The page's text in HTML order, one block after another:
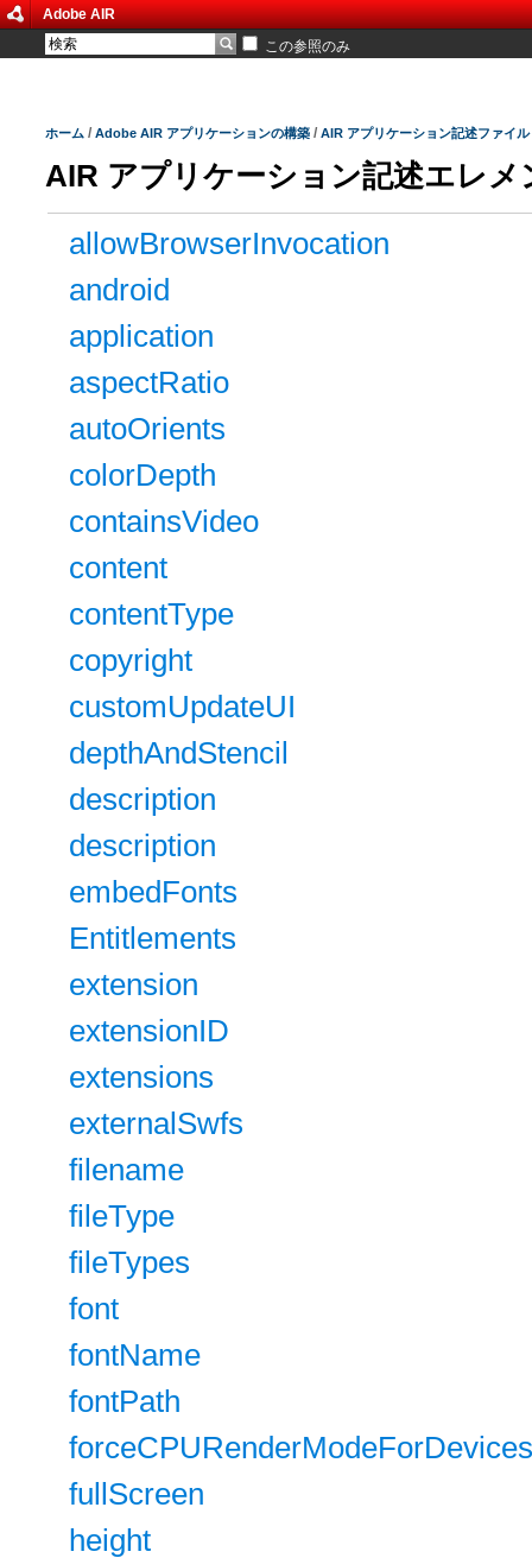
Adobe AIR
この参照のみ
ホーム / Adobe AIR アプリケーションの構築 / AIR アプリケーション記述ファイル
AIR アプリケーション記述エレメ
allowBrowserInvocation
android
application
aspectRatio
autoOrients
colorDepth
containsVideo
content
contentType
copyright
customUpdateUI
depthAndStencil
description
description
embedFonts
Entitlements
extension
extensionID
extensions
externalSwfs
filename
fileType
fileTypes
font
fontName
fontPath
forceCPURenderModeForDevices
fullScreen
height